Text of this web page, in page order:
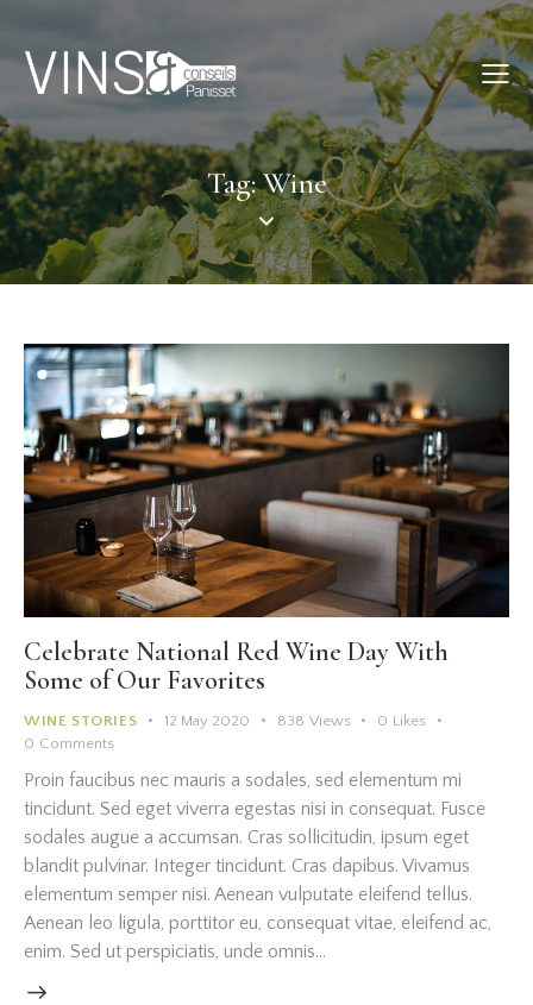
Tag: Wine
Celebrate National Red Wine Day With
Some of Our Favorites
WINE STORIES 12 May 2020 838 Views 0 Likes
0 Comments
Proin faucibus nec mauris a sodales, sed elementum mi
tincidunt. Sed eget viverra egestas nisi in consequat. Fusce
sodales augue a accumsan. Cras sollicitudin, ipsum eget
blandit pulvinar. Integer tincidunt. Cras dapibus. Vivamus
elementum semper nisi. Aenean vulputate eleifend tellus.
Aenean leo ligula, porttitor eu, consequat vitae, eleifend ac,
enim. Sed ut perspiciatis, unde omnis…